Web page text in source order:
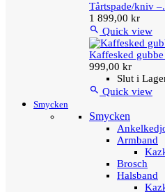
Tårtspade/kniv
1 899,00 kr
 Quick view
Kaffesked
999,00 kr
Slut i
 Quick view
Smycken
Smycken
Armband
Brosch
Halsband